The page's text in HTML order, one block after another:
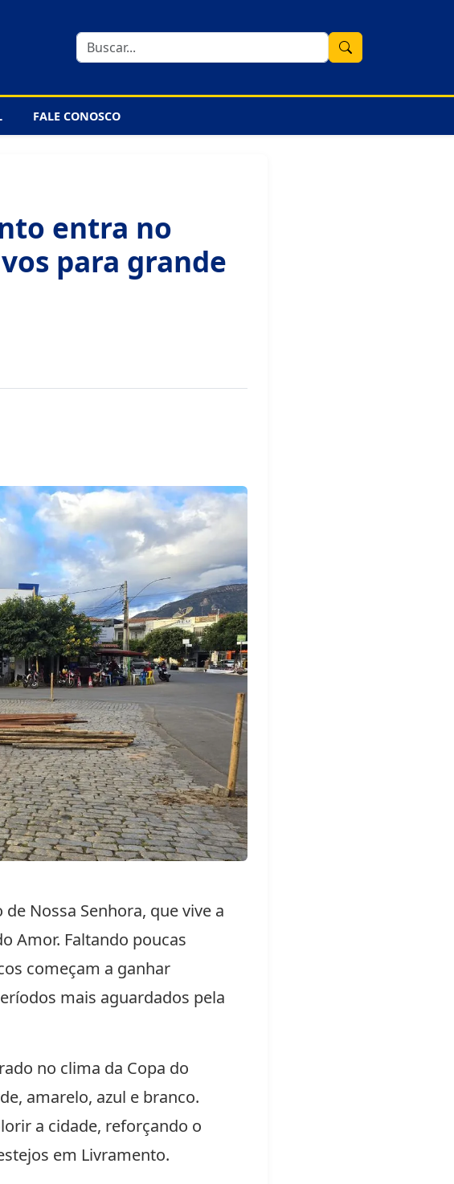
FALE CONOSCO
entra no
para grande
de Nossa Senhora, que vive a
Amor. Faltando poucas
começam a ganhar
mais aguardados pela
no clima da Copa do
amarelo, azul e branco.
a cidade, reforçando o
em Livramento.